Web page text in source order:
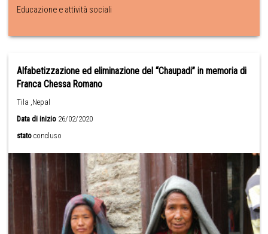
Educazione e attività sociali
Alfabetizzazione ed eliminazione del “Chaupadi” in memoria di
Franca Chessa Romano
Tila ,Nepal
Data di inizio 26/02/2020
stato concluso